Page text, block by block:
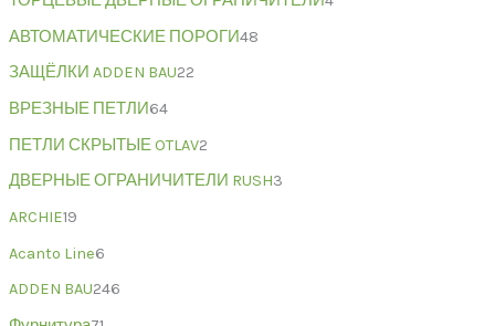
АВТОМАТИЧЕСКИЕ ПОРОГИ48
ЗАЩЁЛКИ ADDEN BAU22
ВРЕЗНЫЕ ПЕТЛИ64
ПЕТЛИ СКРЫТЫЕ OTLAV2
ДВЕРНЫЕ ОГРАНИЧИТЕЛИ RUSH3
ARCHIE19
Acanto Line6
ADDEN BAU246